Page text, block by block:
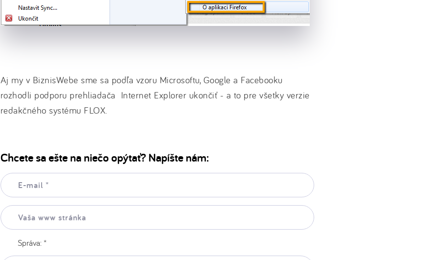
Aj my v BiznisWebe sme sa podľa vzoru Microsoftu, Google a Facebooku
rozhodli podporu prehliadača Internet Explorer ukončiť - a to pre všetky verzie
redakčného systému FLOX.
Chcete sa ešte na niečo opýtať? Napíšte nám:
E-
mail:
Vaša
www
stránka:
Správa: *